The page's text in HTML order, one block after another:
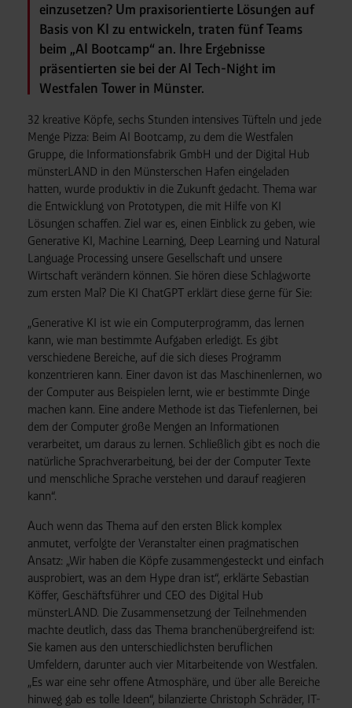
einzusetzen? Um praxisorientierte Lösungen auf
Basis von KI zu entwickeln, traten fünf Teams
beim „AI Bootcamp“ an. Ihre Ergebnisse
präsentierten sie bei der AI Tech-Night im
Westfalen Tower in Münster.
32 kreative Köpfe, sechs Stunden intensives Tüfteln und jede
Menge Pizza: Beim AI Bootcamp, zu dem die Westfalen
Gruppe, die Informationsfabrik GmbH und der Digital Hub
münsterLAND in den Münsterschen Hafen eingeladen
hatten, wurde produktiv in die Zukunft gedacht. Thema war
die Entwicklung von Prototypen, die mit Hilfe von KI
Lösungen schaffen. Ziel war es, einen Einblick zu geben, wie
Generative KI, Machine Learning, Deep Learning und Natural
Language Processing unsere Gesellschaft und unsere
Wirtschaft verändern können. Sie hören diese Schlagworte
zum ersten Mal? Die KI ChatGPT erklärt diese gerne für Sie:
„Generative KI ist wie ein Computerprogramm, das lernen
kann, wie man bestimmte Aufgaben erledigt. Es gibt
verschiedene Bereiche, auf die sich dieses Programm
konzentrieren kann. Einer davon ist das Maschinenlernen, wo
der Computer aus Beispielen lernt, wie er bestimmte Dinge
machen kann. Eine andere Methode ist das Tiefenlernen, bei
dem der Computer große Mengen an Informationen
verarbeitet, um daraus zu lernen. Schließlich gibt es noch die
natürliche Sprachverarbeitung, bei der der Computer Texte
und menschliche Sprache verstehen und darauf reagieren
kann“.
Auch wenn das Thema auf den ersten Blick komplex
anmutet, verfolgte der Veranstalter einen pragmatischen
Ansatz: „Wir haben die Köpfe zusammengesteckt und einfach
ausprobiert, was an dem Hype dran ist“, erklärte Sebastian
Köffer, Geschäftsführer und CEO des Digital Hub
münsterLAND. Die Zusammensetzung der Teilnehmenden
machte deutlich, dass das Thema branchenübergreifend ist:
Sie kamen aus den unterschiedlichsten beruflichen
Umfeldern, darunter auch vier Mitarbeitende von Westfalen.
„Es war eine sehr offene Atmosphäre, und über alle Bereiche
hinweg gab es tolle Ideen“, bilanzierte Christoph Schräder, IT-